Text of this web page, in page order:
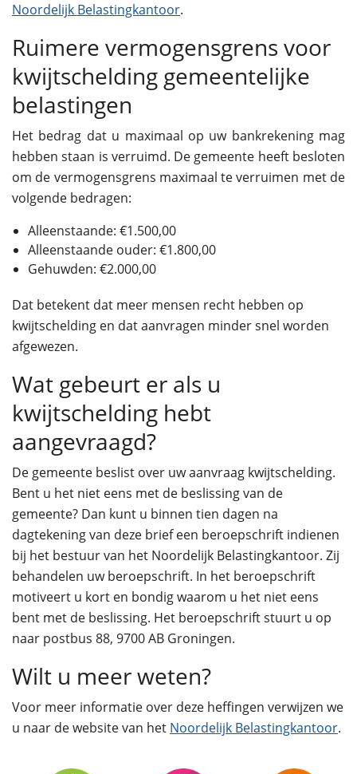
Noordelijk Belastingkantoor.
Ruimere vermogensgrens voor
kwijtschelding gemeentelijke
belastingen
Het bedrag dat u maximaal op uw bankrekening mag
hebben staan is verruimd. De gemeente heeft besloten
om de vermogensgrens maximaal te verruimen met de
volgende bedragen:
Alleenstaande: €1.500,00
Alleenstaande ouder: €1.800,00
Gehuwden: €2.000,00
Dat betekent dat meer mensen recht hebben op
kwijtschelding en dat aanvragen minder snel worden
afgewezen.
Wat gebeurt er als u
kwijtschelding hebt
aangevraagd?
De gemeente beslist over uw aanvraag kwijtschelding.
Bent u het niet eens met de beslissing van de
gemeente? Dan kunt u binnen tien dagen na
dagtekening van deze brief een beroepschrift indienen
bij het bestuur van het Noordelijk Belastingkantoor. Zij
behandelen uw beroepschrift. In het beroepschrift
motiveert u kort en bondig waarom u het niet eens
bent met de beslissing. Het beroepschrift stuurt u op
naar postbus 88, 9700 AB Groningen.
Wilt u meer weten?
Voor meer informatie over deze heffingen verwijzen we
u naar de website van het Noordelijk Belastingkantoor.